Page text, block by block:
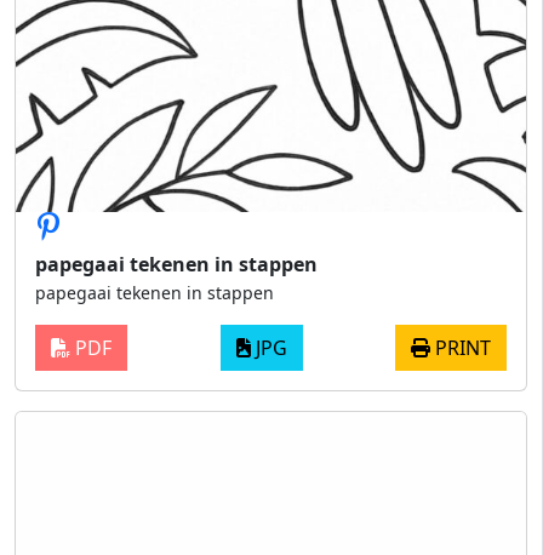
papegaai tekenen in stappen
papegaai tekenen in stappen
PDF JPG PRINT